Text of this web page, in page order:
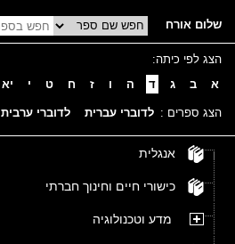
שלום אורח
הצג לפי כיתה:
א
ב ג ד ה ו ז ח ט י יא
הצג ספרים : לדוברי עברית לדוברי ערבית
אנגלית
כישורי חיים וחינוך חברתי
מדע וטכנולוגיה